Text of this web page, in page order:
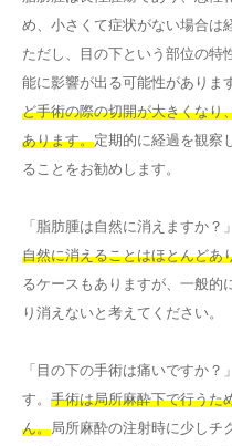
め、小さくて症状がない場合は
ただし、目の下という部位の特
能に影響が出る可能性がありま
ど手術の際の切開が大きくなり
あります。定期的に経過を観察
ることをお勧めします。
「脂肪腫は自然に消えますか？
自然に消えることはほとんどあ
るケースもありますが、一般的
り消えないと考えてください。
「目の下の手術は痛いですか
す。 手術は局所麻酔下で行うた
ん。局所麻酔の注射時に少しチ